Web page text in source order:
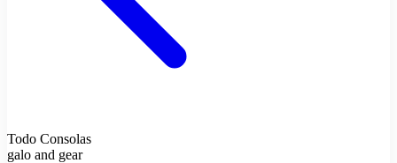
Todo Consolas
galo and gear